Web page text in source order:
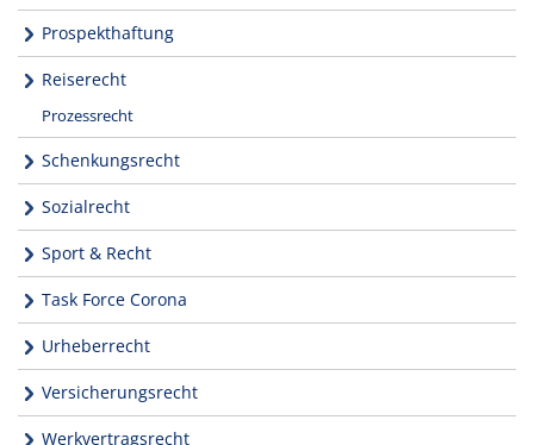
Prospekthaftung
Reiserecht
Prozessrecht
Schenkungsrecht
Sozialrecht
Sport & Recht
Task Force Corona
Urheberrecht
Versicherungsrecht
Werkvertragsrecht